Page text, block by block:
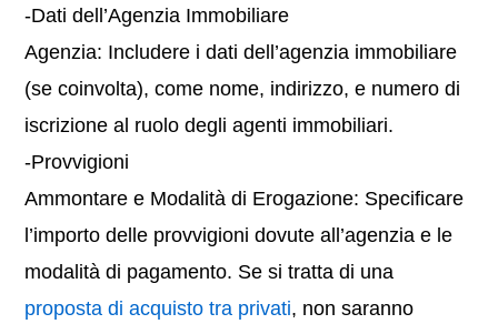
-Dati dell’Agenzia Immobiliare
Agenzia: Includere i dati dell’agenzia immobiliare
(se coinvolta), come nome, indirizzo, e numero di
iscrizione al ruolo degli agenti immobiliari.
-Provvigioni
Ammontare e Modalità di Erogazione: Specificare
l’importo delle provvigioni dovute all’agenzia e le
modalità di pagamento. Se si tratta di una
proposta di acquisto tra privati, non saranno